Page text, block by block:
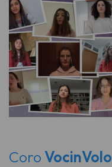
CoroVocinVolo